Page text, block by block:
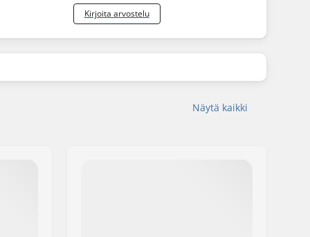
Kirjoita arvostelu
Näytä kaikki